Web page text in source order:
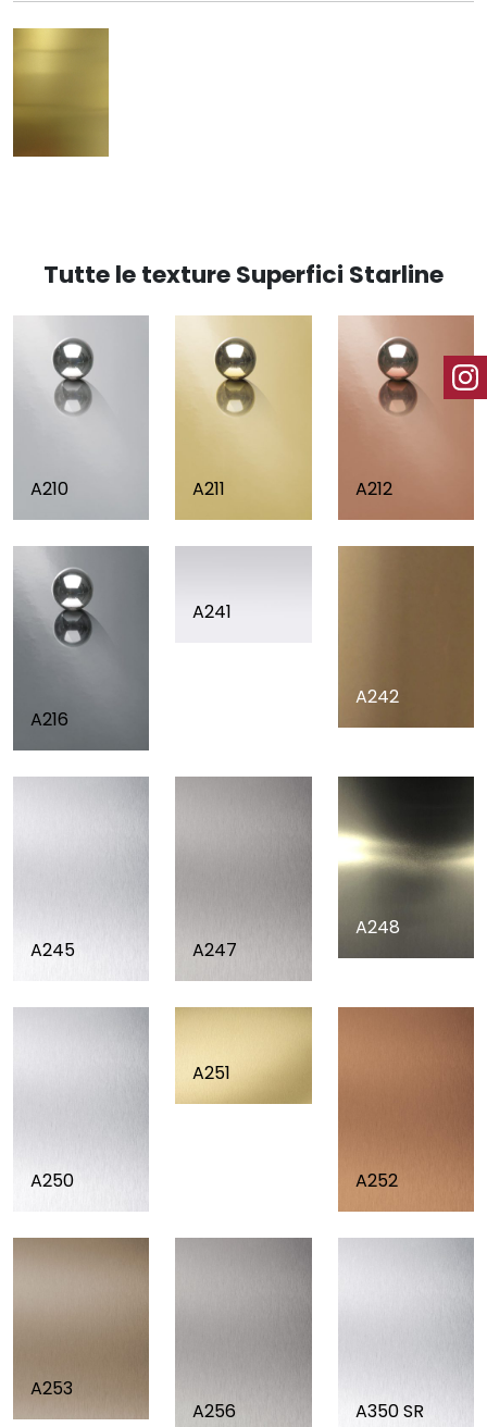
Tutte le texture Superfici Starline
A210 A211 A212
A216
A241
A242
A245 A247
A248
A250
A251
A252
A253
A256
A350 SR